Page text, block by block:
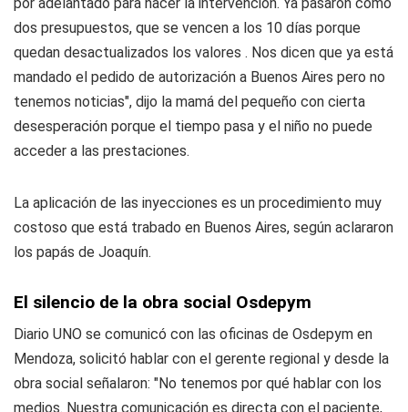
dos presupuestos, que se vencen a los 10 días porque
quedan desactualizados los valores . Nos dicen que ya está
mandado el pedido de autorización a Buenos Aires pero no
tenemos noticias", dijo la mamá del pequeño con cierta
desesperación porque el tiempo pasa y el niño no puede
acceder a las prestaciones.
La aplicación de las inyecciones es un procedimiento muy
costoso que está trabado en Buenos Aires, según aclararon
los papás de Joaquín.
El silencio de la obra social Osdepym
Diario UNO se comunicó con las oficinas de Osdepym en
Mendoza, solicitó hablar con el gerente regional y desde la
obra social señalaron: "No tenemos por qué hablar con los
medios. Nuestra comunicación es directa con el paciente,